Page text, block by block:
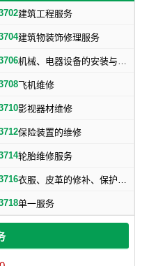
建筑工程服务
建筑物装饰修理服务
机械、电器设备的安装与修理
飞机维修
影视器材维修
保险装置的维修
轮胎维修服务
衣服、皮革的修补、保护、洗涤服务
单一服务